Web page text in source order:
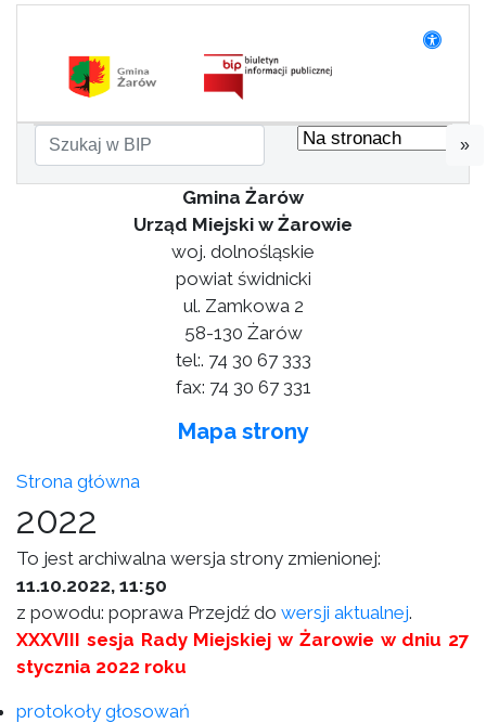
»
Gmina Żarów
Urząd Miejski w Żarowie
woj. dolnośląskie
powiat świdnicki
ul. Zamkowa 2
58-130 Żarów
tel:. 74 30 67 333
fax: 74 30 67 331
Mapa strony
Strona główna
2022
To jest archiwalna wersja strony zmienionej:
11.10.2022, 11:50
z powodu: poprawa Przejdź do wersji aktualnej.
XXXVIII sesja Rady Miejskiej w Żarowie w dniu 27
stycznia 2022 roku
protokoły głosowań